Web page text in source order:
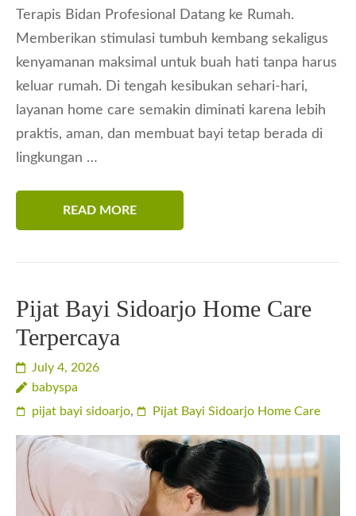
Terapis Bidan Profesional Datang ke Rumah.
Memberikan stimulasi tumbuh kembang sekaligus
kenyamanan maksimal untuk buah hati tanpa harus
keluar rumah. Di tengah kesibukan sehari-hari,
layanan home care semakin diminati karena lebih
praktis, aman, dan membuat bayi tetap berada di
lingkungan …
READ MORE
Pijat Bayi Sidoarjo Home Care
Terpercaya
July 4, 2026
babyspa
pijat bayi sidoarjo, Pijat Bayi Sidoarjo Home Care